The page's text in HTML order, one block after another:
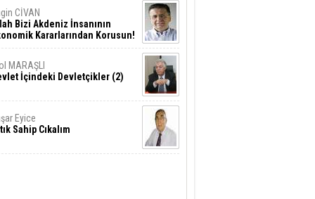
CİVAN
Bizi Akdeniz İnsanının
Kararlarından Korusun!
MARAŞLI
İçindeki Devletçikler (2)
Eyice
Sahip Cıkalım